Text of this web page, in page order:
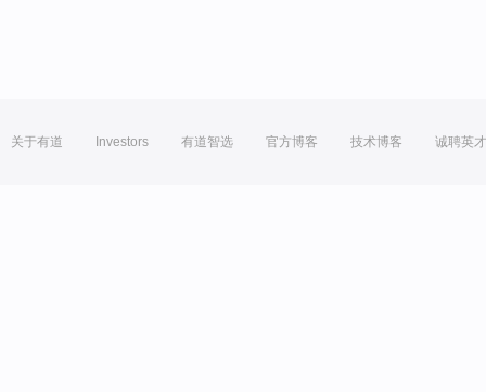
关于有道 Investors 有道智选 官方博客 技术博客 诚聘英才